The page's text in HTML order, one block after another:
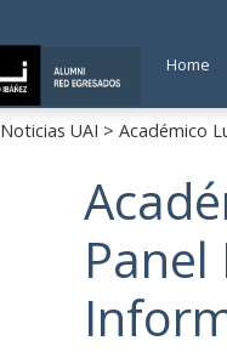
Home
Noticias UAI > Académico